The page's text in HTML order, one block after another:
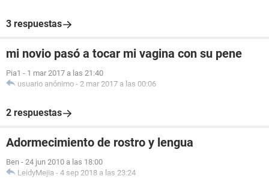
3 respuestas
mi novio pasó a tocar mi vagina con su pene
Pia1 - 1 mar 2017 a las 21:40
usuario anónimo - 2 mar 2017 a las 00:06
2 respuestas
Adormecimiento de rostro y lengua
Ben - 24 jun 2010 a las 18:00
LeidyMejia - 4 sep 2018 a las 23:24